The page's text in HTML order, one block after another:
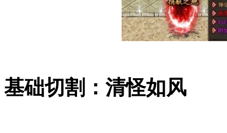
基础切割：清怪如风